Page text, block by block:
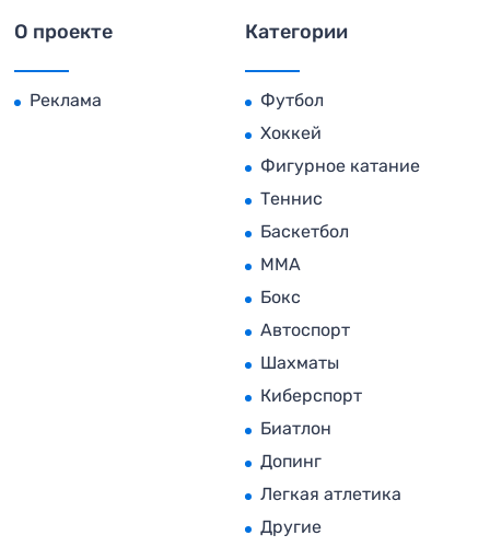
О проекте
Реклама
Категории
Футбол
Хоккей
Фигурное катание
Теннис
Баскетбол
MMA
Бокс
Автоспорт
Шахматы
Киберспорт
Биатлон
Допинг
Легкая атлетика
Другие